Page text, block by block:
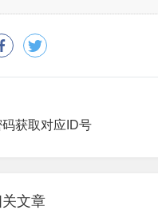
获取对应ID号
文章